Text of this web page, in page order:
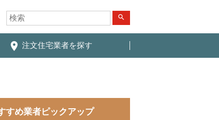
search
place 注文住宅業者を探す
すめ業者ピックアップ